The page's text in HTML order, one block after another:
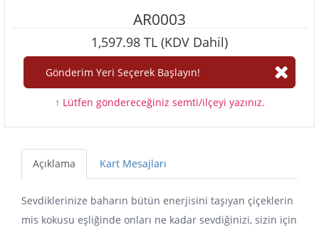
AR0003
1,597.98 TL (KDV Dahil)
↑ Lütfen göndereceğiniz semti/ilçeyi yazınız.
Açıklama Kart Mesajları
Sevdiklerinize baharın bütün enerjisini taşıyan çiçeklerin
mis kokusu eşliğinde onları ne kadar sevdiğinizi, sizin için